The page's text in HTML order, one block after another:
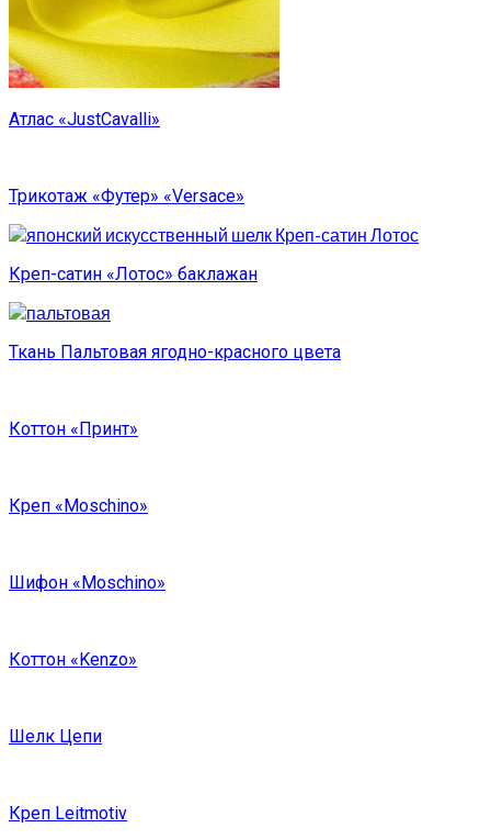
Атлас «JustCavalli»
Трикотаж «Футер» «Versace»
Креп-сатин «Лотос» баклажан
Ткань Пальтовая ягодно-красного цвета
Коттон «Принт»
Креп «Moschino»
Шифон «Moschino»
Коттон «Kenzo»
Шелк Цепи
Креп Leitmotiv